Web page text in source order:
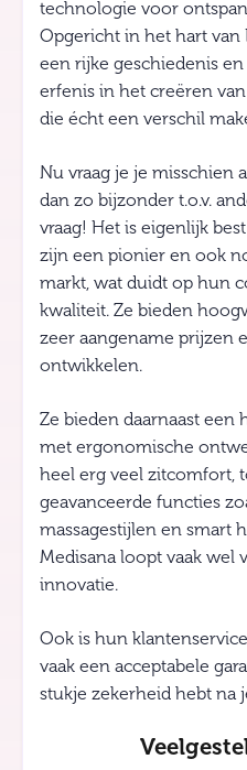
technologie voor
Opgericht in het hart van
een rijke geschiedenis
erfenis in het creëren
die écht een verschil
Nu vraag je je misschien
dan zo bijzonder t.o.v.
vraag! Het is eigenlijk
zijn een pionier en ook
markt, wat duidt op hun
kwaliteit. Ze bieden
zeer aangename prijzen
ontwikkelen.
Ze bieden daarnaast een
met ergonomische
heel erg veel zitcomfort,
geavanceerde functies
massagestijlen en smart
Medisana loopt vaak wel
innovatie.
Ook is hun
vaak een acceptabele
stukje zekerheid hebt na